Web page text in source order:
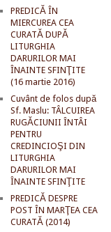
PREDICĂ ÎN
MIERCUREA CEA
CURATĂ DUPĂ
LITURGHIA
DARURILOR MAI
ÎNAINTE SFINŢITE
(16 martie 2016)
Cuvânt de folos după
Sf. Maslu: TÂLCUIREA
RUGĂCIUNII ÎNTÂI
PENTRU
CREDINCIOŞI DIN
LITURGHIA
DARURILOR MAI
ÎNAINTE SFINŢITE
PREDICĂ DESPRE
POST ÎN MARŢEA CEA
CURATĂ (2014)